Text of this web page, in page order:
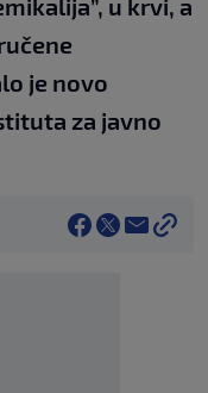
u krvi, a
je novo
za javno